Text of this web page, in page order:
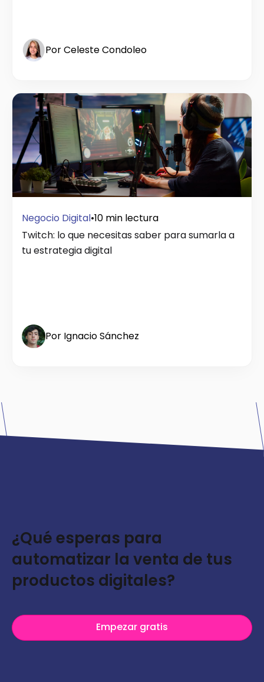
Por Celeste Condoleo
Negocio Digital•10 min lectura
Twitch: lo que necesitas saber para sumarla a
tu estrategia digital
Por Ignacio Sánchez
¿Qué esperas para
automatizar la venta de tus
productos digitales?
Empezar gratis